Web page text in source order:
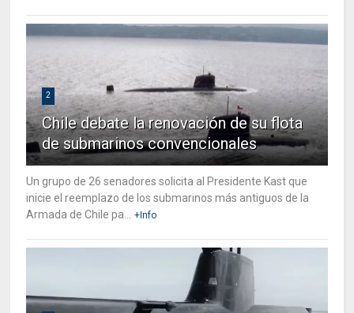
2
Chile debate la renovación de su flota
de submarinos convencionales
Un grupo de 26 senadores solicita al Presidente Kast que
inicie el reemplazo de los submarinos más antiguos de la
Armada de Chile pa...
+Info